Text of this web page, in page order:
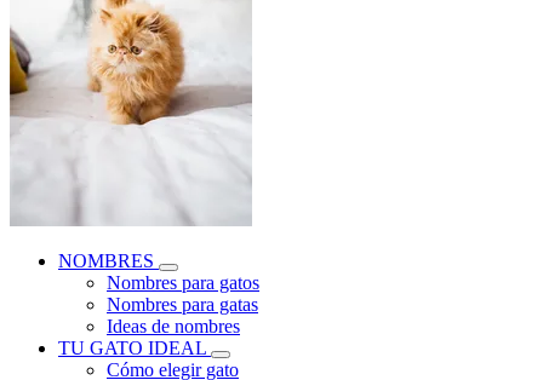
NOMBRES
Nombres para gatos
Nombres para gatas
Ideas de nombres
TU GATO IDEAL
Cómo elegir gato